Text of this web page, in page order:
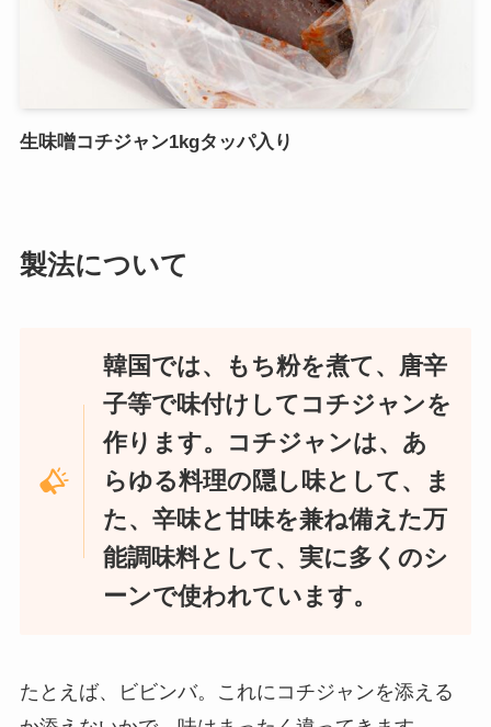
生味噌コチジャン1kgタッパ入り
製法について
韓国では、もち粉を煮て、唐辛
子等で味付けしてコチジャンを
作ります。コチジャンは、あ
らゆる料理の隠し味として、ま
た、辛味と甘味を兼ね備えた万
能調味料として、実に多くのシ
ーンで使われています。
たとえば、ビビンバ。これにコチジャンを添える